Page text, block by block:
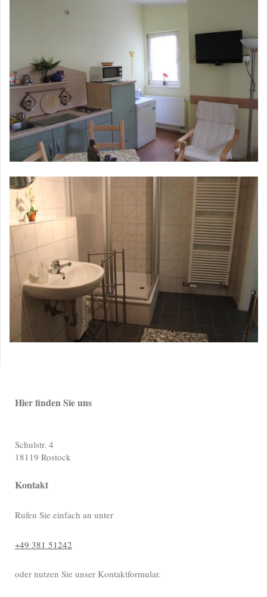
Hier finden Sie uns
Schulstr. 4
18119 Rostock
Kontakt
Rufen Sie einfach an unter
+49 381 51242
oder nutzen Sie unser Kontaktformular.